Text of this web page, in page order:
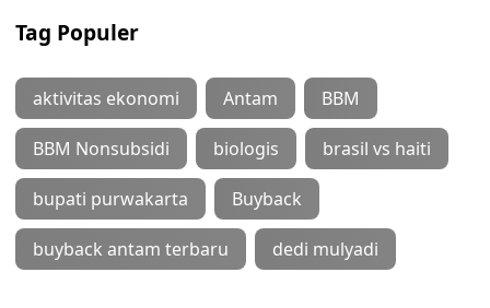
Tag Populer
aktivitas ekonomi Antam BBM
BBM Nonsubsidi biologis brasil vs haiti
bupati purwakarta Buyback
buyback antam terbaru dedi mulyadi